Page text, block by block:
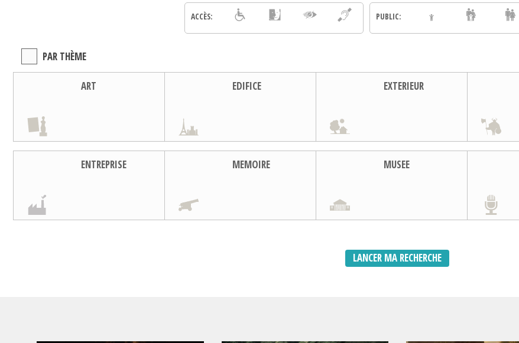
ACCÈS: PUBLIC:
PAR THÈME
ART EDIFICE EXTERIEUR
ENTREPRISE MEMOIRE MUSEE
LANCER MA RECHERCHE